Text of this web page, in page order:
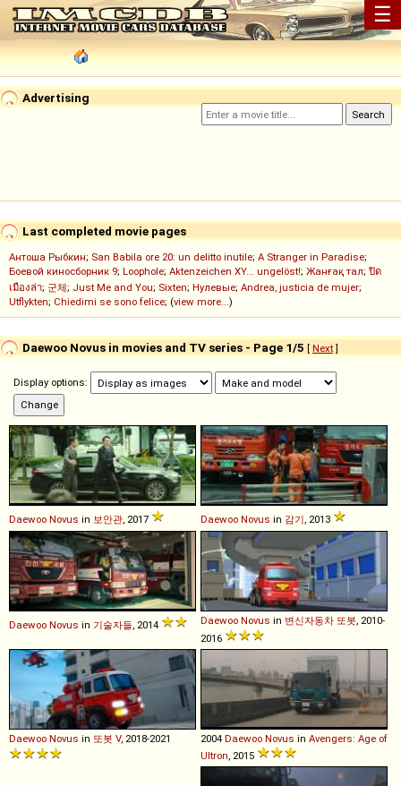
☰
Advertising
Last completed movie pages
Антоша Рыбкин; San Babila ore 20: un delitto inutile; A Stranger in Paradise;
Боевой киносборник 9; Loophole; Aktenzeichen XY... ungelöst!; Жанғақ тал; ปิด
เมืองล่า; 군체; Just Me and You; Sixten; Нулевые; Andrea, justicia de mujer;
Utflykten; Chiedimi se sono felice; (view more...)
Daewoo Novus in movies and TV series - Page 1/5 [ Next]
Display options:
Daewoo Novus in 보안관 , 2017 Daewoo Novus in 감기 , 2013
Daewoo Novus in 기술자들 , 2014 Daewoo Novus in 변신자동차 또봇 , 2010-
2016
Daewoo Novus in 또봇 V, 2018-2021 2004 Daewoo Novus in Avengers: Age of
Ultron , 2015